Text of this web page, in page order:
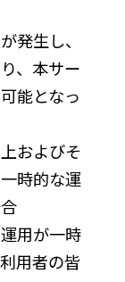
生し、
、本サー
能となっ
およびそ
時的な運
用が一時
用者の皆